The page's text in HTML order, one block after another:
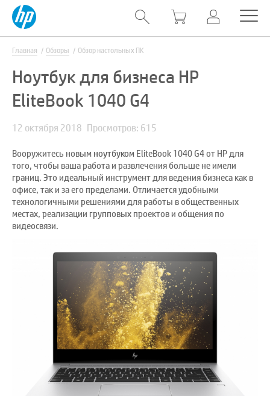
Главная Обзоры Обзор настольных ПК
Ноутбук для бизнеса HP
EliteBook 1040 G4
12 октября 2018 Просмотров: 615
Вооружитесь новым ноутбуком EliteBook 1040 G4 от HP для
того, чтобы ваша работа и развлечения больше не имели
границ. Это идеальный инструмент для ведения бизнеса как в
офисе, так и за его пределами. Отличается удобными
технологичными решениями для работы в общественных
местах, реализации групповых проектов и общения по
видеосвязи.